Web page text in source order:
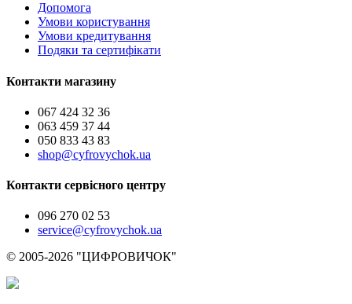
Допомога
Умови користування
Умови кредитування
Подяки та сертифікати
Контакти магазину
067 424 32 36
063 459 37 44
050 833 43 83
shop@cyfrovychok.ua
Контакти сервісного центру
096 270 02 53
service@cyfrovychok.ua
© 2005-2026 "ЦИФРОВИЧОК"